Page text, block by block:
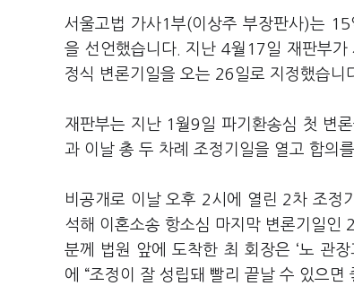
서울고법 가사1부(이상주 부장판사)는
을 선언했습니다. 지난 4월17일 재판부
정식 변론기일을 오는 26일로 지정했습니
재판부는 지난 1월9일 파기환송심 첫 변
과 이날 총 두 차례 조정기일을 열고 합의
비공개로 이날 오후 2시에 열린 2차 조
석해 이혼소송 항소심 마지막 변론기일
분께 법원 앞에 도착한 최 회장은 ‘노 관
에 “조정이 잘 성립돼 빨리 끝날 수 있으면